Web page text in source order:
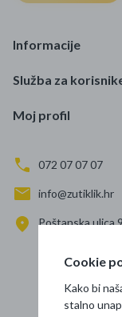
Informacije
Služba za
Moj profil
072 07 07 07
info@zutiklik.hr
Poštanska ulica
Cookie
Kako bi
stalno